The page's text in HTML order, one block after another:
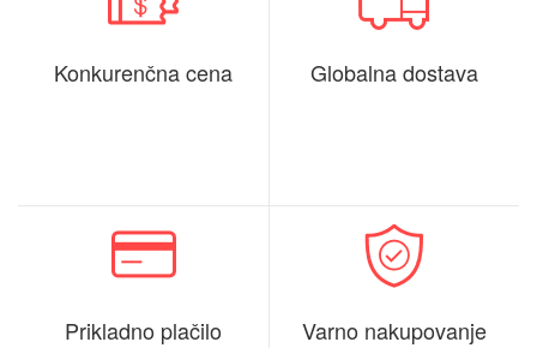
Konkurenčna cena Globalna dostava
Prikladno plačilo Varno nakupovanje